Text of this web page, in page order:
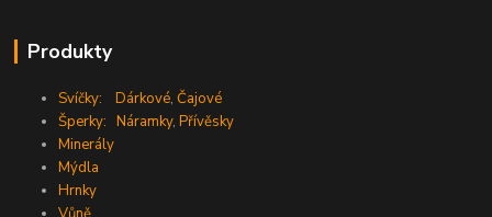
Produkty
Svíčky: Dárkové,Čajové
Šperky: Náramky,Přívěsky
Minerály
Mýdla
Hrnky